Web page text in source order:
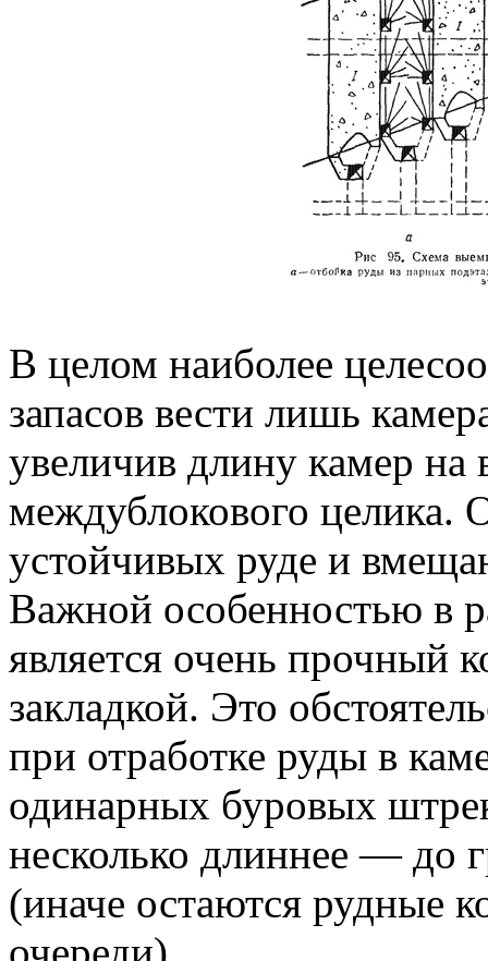
В целом наиболее
запасов вести лишь
увеличив длину камер
междублокового целика.
устойчивых руде и
Важной особенностью в
является очень прочный
закладкой. Это
при отработке руды в
одинарных буровых
несколько длиннее — до
(иначе остаются рудные
очереди).